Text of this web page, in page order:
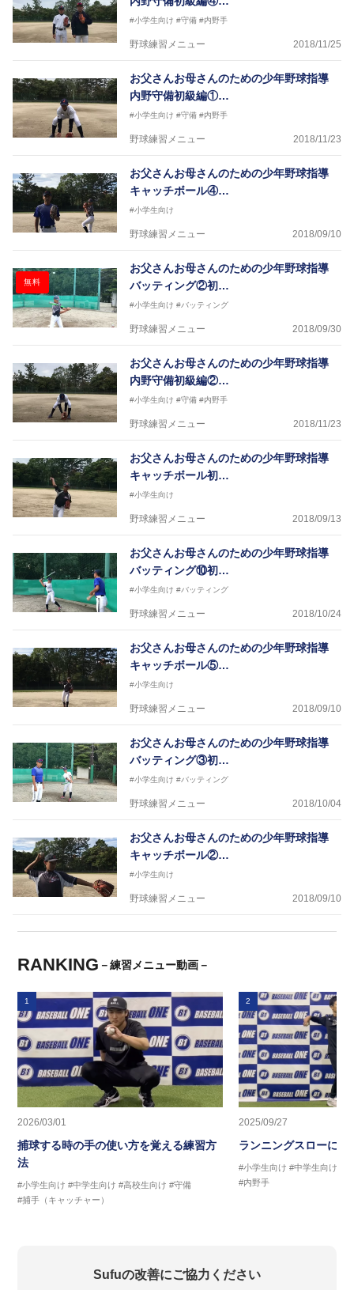
#小学生向け #守備 #内野手
野球練習メニュー 2018/11/25
お父さんお母さんのための少年野球指導
内野守備初級編①…
#小学生向け #守備 #内野手
野球練習メニュー 2018/11/23
お父さんお母さんのための少年野球指導
キャッチボール④…
#小学生向け
野球練習メニュー 2018/09/10
無料
お父さんお母さんのための少年野球指導
バッティング②初…
#小学生向け #バッティング
野球練習メニュー 2018/09/30
お父さんお母さんのための少年野球指導
内野守備初級編②…
#小学生向け #守備 #内野手
野球練習メニュー 2018/11/23
お父さんお母さんのための少年野球指導
キャッチボール初…
#小学生向け
野球練習メニュー 2018/09/13
お父さんお母さんのための少年野球指導
バッティング⑩初…
#小学生向け #バッティング
野球練習メニュー 2018/10/24
お父さんお母さんのための少年野球指導
キャッチボール⑤…
#小学生向け
野球練習メニュー 2018/09/10
お父さんお母さんのための少年野球指導
バッティング③初…
#小学生向け #バッティング
野球練習メニュー 2018/10/04
お父さんお母さんのための少年野球指導
キャッチボール②…
#小学生向け
野球練習メニュー 2018/09/10
RANKING －練習メニュー動画－
1
2026/03/01
捕球する時の手の使い方を覚える練習方
法
#小学生向け #中学生向け #高校生向け #守備
#捕手（キャッチャー）
2
2025/09/27
ランニングスローに繋
#小学生向け #中学生向け
#内野手
Sufuの改善にご協力ください